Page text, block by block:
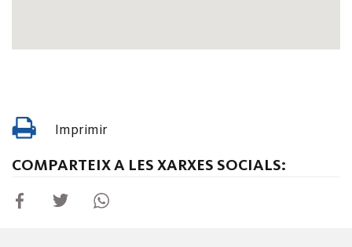
Imprimir
COMPARTEIX A LES XARXES SOCIALS: